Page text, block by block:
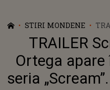
STIRI MONDENE
DIN
TRAILER
Ortega
seria